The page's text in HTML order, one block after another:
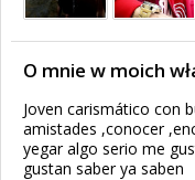
O mnie w moich
Joven carismático con
amistades ,conocer
yegar algo serio me
gustan saber ya saben